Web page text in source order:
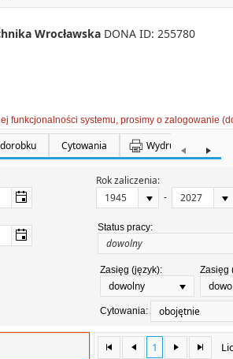
Wrocławska DONA ID: 255780
funkcjonalności systemu, prosimy o zalogowanie
Cytowania Wydruki
Rok zaliczenia:
-
Status pracy:
Zasięg (język):
dowolny
Zasięg
Cytowania: obojętnie
1